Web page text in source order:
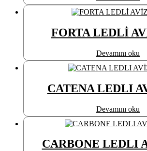
FORTA LEDLİ
Devamını oku
CATENA LEDLI
Devamını oku
CARBONE LEDLI